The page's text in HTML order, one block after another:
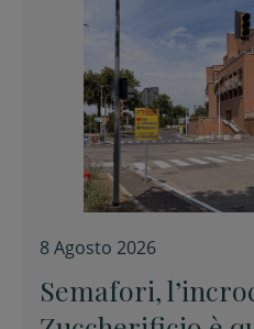
8 Agosto 2026
Semafori,